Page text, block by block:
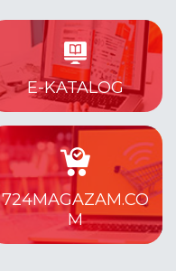
E-KATALOG
724MAGAZAM.CO
M